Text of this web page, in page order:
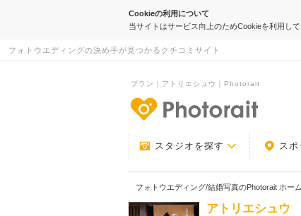
Cookieの利用について
当サイトはサービス向上のためCookieを利用し
フォトウエディングの決め手が見つかるクチコミサイト
プラン｜アトリエシュウ｜Photorait
スタジオを探す スポ
フォトウエディング/結婚写真のPhotorait ホーム
アトリエシュウ